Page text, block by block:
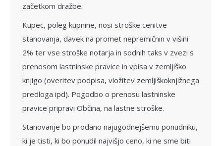
začetkom dražbe.
Kupec, poleg kupnine, nosi stroške cenitve
stanovanja, davek na promet nepremičnin v višini
2% ter vse stroške notarja in sodnih taks v zvezi s
prenosom lastninske pravice in vpisa v zemljiško
knjigo (overitev podpisa, vložitev zemljiškoknjižnega
predloga ipd). Pogodbo o prenosu lastninske
pravice pripravi Občina, na lastne stroške.
Stanovanje bo prodano najugodnej­šemu ponudniku,
ki je tisti, ki bo ponudil najvišjo ceno, ki ne sme biti